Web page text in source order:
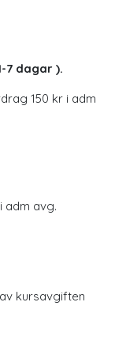
7 dagar ).
150 kr i adm
adm avg.
kursavgiften